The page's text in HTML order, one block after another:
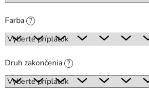
Farba ?
Druh zakončenia ?